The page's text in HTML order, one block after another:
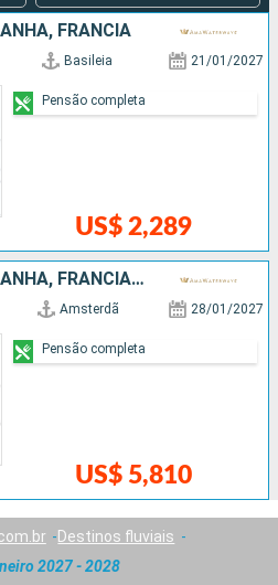
FRANCIA
Basileia 21/01/2027
US$ 2,289
Pensão completa
HOLANDA, SUÍÇO, ALEMANHA, FRANCIA, BÉLGICA, REPUBLICA DOMINICANA
Amsterdã 28/01/2027
US$ 5,810
Pensão completa
Destinos fluviais
2027 - 2028